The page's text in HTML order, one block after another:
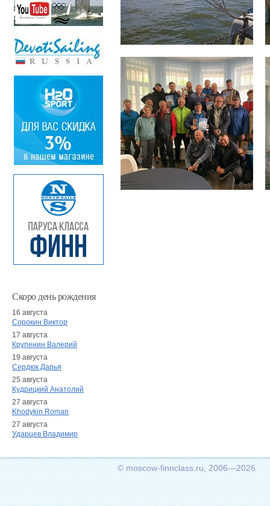
Скоро день рождения
16 августа
Сорокин Виктор
17 августа
Крупенин Валерий
19 августа
Сердюк Дарья
25 августа
Кудрицкий Анатолий
27 августа
Khodykin Roman
27 августа
Ударцев Владимир
© moscow-finnclass.ru, 2006—2026